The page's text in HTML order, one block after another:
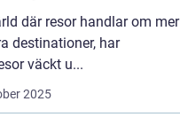
där resor handlar om mer
destinationer, har
väckt u...
2025